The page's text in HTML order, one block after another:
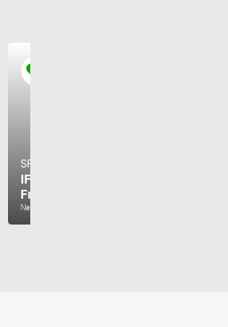
SPIELFILM
IF: Imaginäre
Freunde
Netflix